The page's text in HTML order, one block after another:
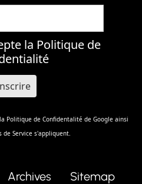
la Politique de
Politique de Confidentalité de Google ainsi
de Service s'appliquent.
Archives
Sitemap